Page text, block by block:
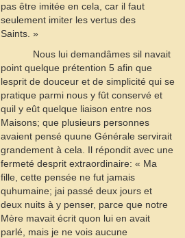
pas être imitée en cela, car il faut
seulement imiter les vertus des
Saints. »
Nous lui demandâmes sil navait
point quelque prétention 5 afin que
lesprit de douceur et de simplicité qui se
pratique parmi nous y fût conservé et
quil y eût quelque liaison entre nos
Maisons; que plusieurs personnes
avaient pensé quune Générale servirait
grandement à cela. Il répondit avec une
fermeté desprit extraordinaire: « Ma
fille, cette pensée ne fut jamais
quhumaine; jai passé deux jours et
deux nuits à y penser, parce que notre
Mère mavait écrit quon lui en avait
parlé, mais je ne vois aucune